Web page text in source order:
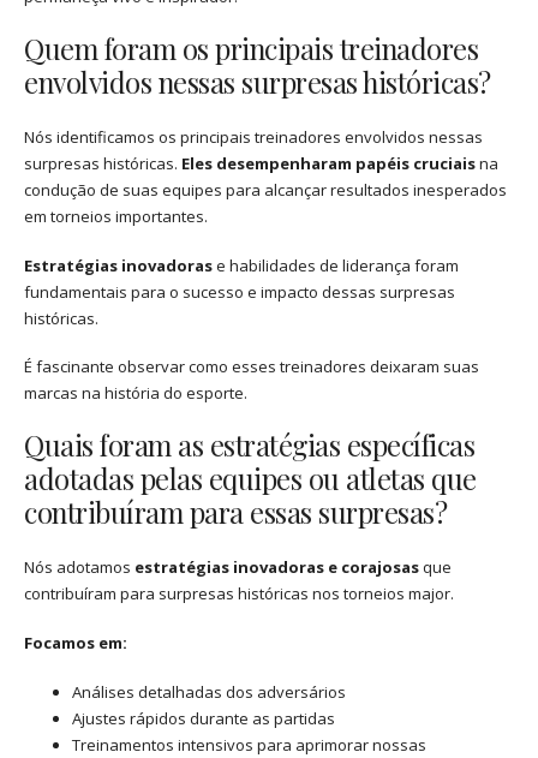
Quem foram os principais treinadores
envolvidos nessas surpresas históricas?
Nós identificamos os principais treinadores envolvidos nessas
surpresas históricas. Eles desempenharam papéis cruciaisna
condução de suas equipes para alcançar resultados inesperados
em torneios importantes.
Estratégias inovadorase habilidades de liderança foram
fundamentais para o sucesso e impacto dessas surpresas
históricas.
É fascinante observar como esses treinadores deixaram suas
marcas na história do esporte.
Quais foram as estratégias específicas
adotadas pelas equipes ou atletas que
contribuíram para essas surpresas?
Nós adotamos estratégias inovadoras e corajosasque
contribuíram para surpresas históricas nos torneios major.
Focamos em:
Análises detalhadas dos adversários
Ajustes rápidos durante as partidas
Treinamentos intensivos para aprimorar nossas